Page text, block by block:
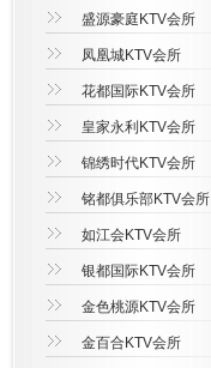
盛源豪庭KTV会所
凤凰城KTV会所
花都国际KTV会所
皇家永利KTV会所
锦绣时代KTV会所
铭都俱乐部KTV会所
如江会KTV会所
银都国际KTV会所
金色桃源KTV会所
金百合KTV会所